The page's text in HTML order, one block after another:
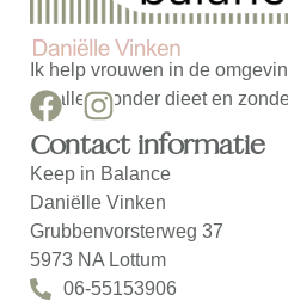
Ik help vrouwen in de
afvallen zonder dieet en
Contact informatie
Keep in Balance
Daniëlle Vinken
Grubbenvorsterweg 37
5973 NA Lottum
06-55153906